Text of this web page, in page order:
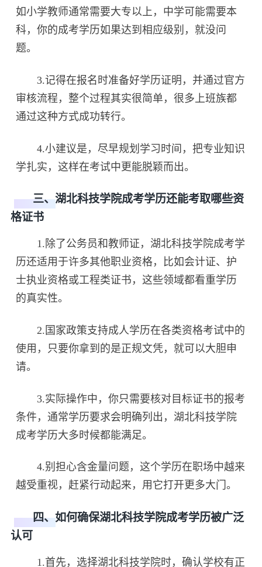
如小学教师通常需要大专以上，中学可能需要本
科，你的成考学历如果达到相应级别，就没问
题。
3.记得在报名时准备好学历证明，并通过官方
审核流程，整个过程其实很简单，很多上班族都
通过这种方式成功转行。
4.小建议是，尽早规划学习时间，把专业知识
学扎实，这样在考试中更能脱颖而出。
三、湖北科技学院成考学历还能考取哪些资
格证书
1.除了公务员和教师证，湖北科技学院成考学
历还适用于许多其他职业资格，比如会计证、护
士执业资格或工程类证书，这些领域都看重学历
的真实性。
2.国家政策支持成人学历在各类资格考试中的
使用，只要你拿到的是正规文凭，就可以大胆申
请。
3.实际操作中，你只需要核对目标证书的报考
条件，通常学历要求会明确列出，湖北科技学院
成考学历大多时候都能满足。
4.别担心含金量问题，这个学历在职场中越来
越受重视，赶紧行动起来，用它打开更多大门。
四、如何确保湖北科技学院成考学历被广泛
认可
1.首先，选择湖北科技学院时，确认学校有正